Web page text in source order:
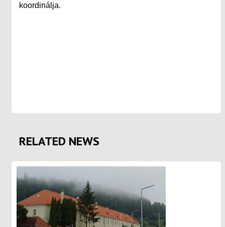
koordinálja.
RELATED NEWS